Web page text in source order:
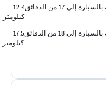
إلى 17 من الدقائق
12.4
كيلومتر
إلى 18 من الدقائق
17.5
كيلومتر